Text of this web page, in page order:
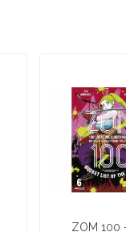
ZOM 100